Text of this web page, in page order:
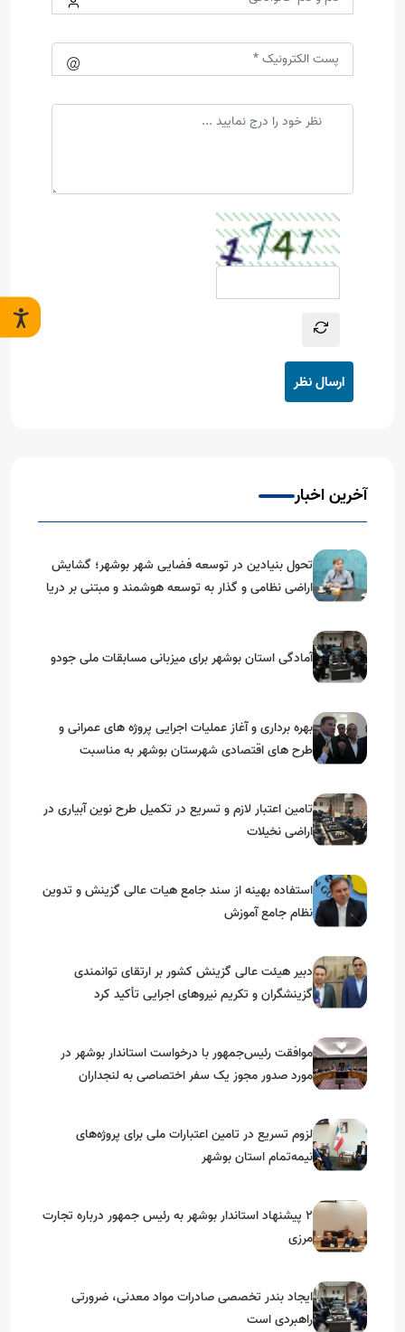
ارسال نظر
آخرین اخبار
تحول بنیادین در توسعه فضایی شهر بوشهر؛ گشایش
اراضی نظامی و گذار به توسعه هوشمند و مبتنی بر دریا
آمادگی استان بوشهر برای میزبانی مسابقات ملی جودو
بهره برداری و آغاز عملیات اجرایی پروژه های عمرانی و
طرح های اقتصادی شهرستان بوشهر به مناسبت
تامین اعتبار لازم و تسریع در تکمیل طرح نوین آبیاری در
اراضی نخیلات
استفاده بهینه از سند جامع هیات عالی گزینش و‌ تدوین
نظام جامع آموزش
دبیر هیئت عالی گزینش کشور بر ارتقای توانمندی
گزینشگران و تکریم نیروهای اجرایی تأکید کرد
موافقت رئیس‌جمهور با درخواست استاندار بوشهر در
مورد صدور مجوز یک سفر اختصاصی به لنجداران
لزوم تسریع در تامین اعتبارات ملی برای پروژه‌های
نیمه‌تمام استان بوشهر
۲ پیشنهاد استاندار بوشهر به رئیس جمهور درباره تجارت
مرزی
ایجاد بندر تخصصی صادرات مواد معدنی، ضرورتی
راهبردی است